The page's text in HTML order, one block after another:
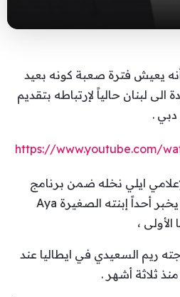
يعيش فترة صعبة كونه بعيد
الى لبنان حالياً لإرتباطه بتقديم
https://www.youtube.com/
ايلي نخله ضمن برنامج
The insider بالعربي أن لا يخبر أحداً إبنته الصغيرة Aya
ريم السعيدي في ايطاليا عند
ثلاثة أشهر .